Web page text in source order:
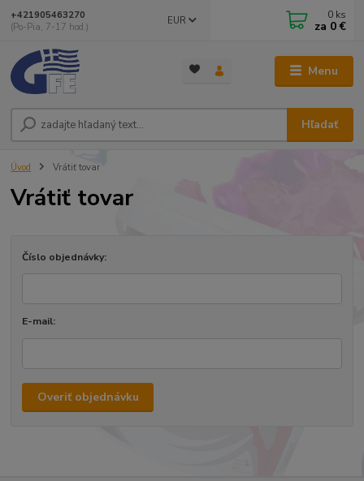
Menu
EUR
Hľadať
+421905463270
(Po-Pia, 7-17 hod.)
0 ks
za 0 €
Úvod Vrátiť tovar
Vrátiť tovar
Číslo objednávky:
E-mail:
Overiť objednávku